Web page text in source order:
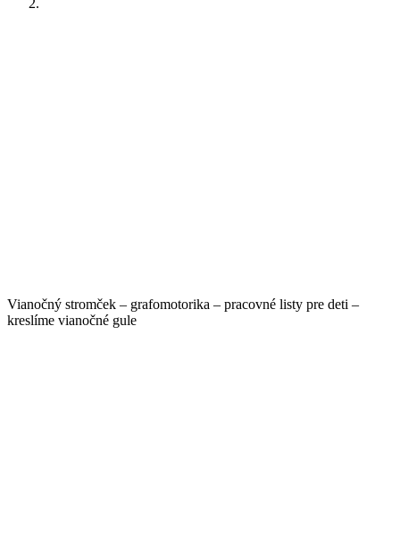
Vianočný stromček – grafomotorika – pracovné listy pre deti –
kreslíme vianočné gule